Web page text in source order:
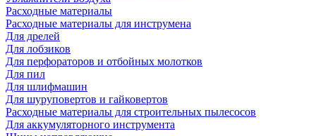
Расходные материалы
Расходные материалы для инструмена
Для дрелей
Для лобзиков
Для перфораторов и отбойных молотков
Для пил
Для шлифмашин
Для шуруповертов и гайковертов
Расходные материалы для строительных пылесосов
Для аккумуляторного инструмента